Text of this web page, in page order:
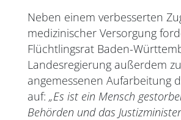
Neben einem verbesserten
medizinischer Versorgung
Flüchtlingsrat Baden-
Landesregierung außerdem
angemessenen Aufarbeitung
auf: „Es ist ein Mensch
Behörden und das